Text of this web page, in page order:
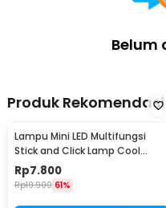
Belum
Produk Rekomendasi
Lampu Mini LED Multifungsi
Stick and Click Lamp Cool
White 6.5cm - LL003
Rp7.800
Rp19.900 61%